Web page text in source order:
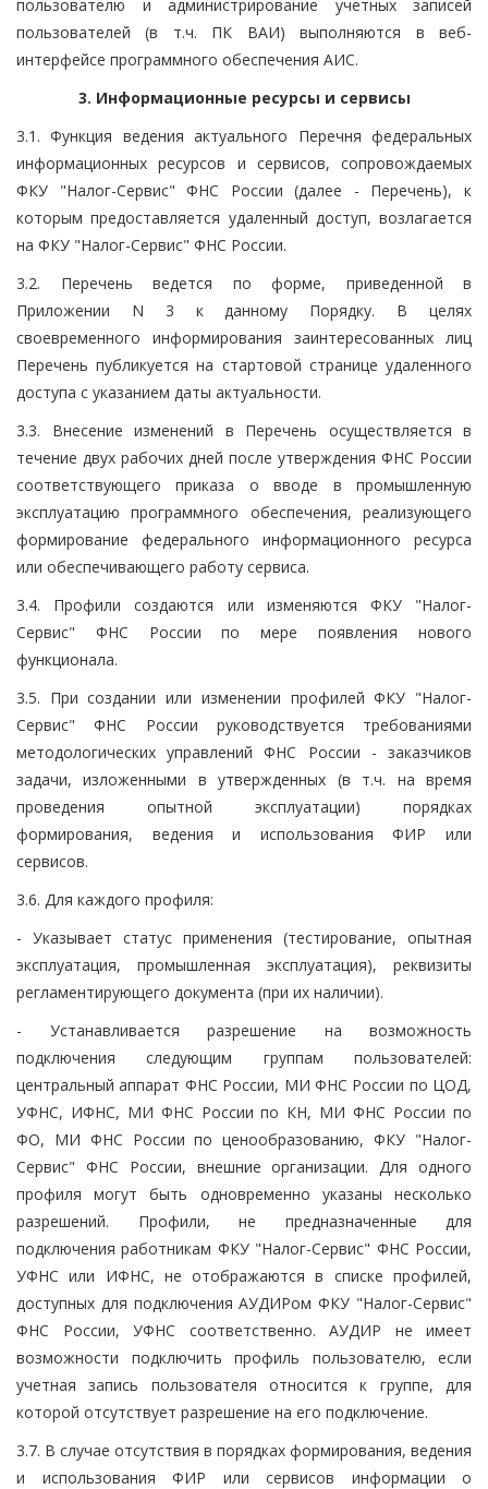
пользователю и администрирование учетных записей
пользователей (в т.ч. ПК ВАИ) выполняются в веб-
интерфейсе программного обеспечения АИС.
3. Информационные ресурсы и сервисы
3.1. Функция ведения актуального Перечня федеральных
информационных ресурсов и сервисов, сопровождаемых
ФКУ "Налог-Сервис" ФНС России (далее - Перечень), к
которым предоставляется удаленный доступ, возлагается
на ФКУ "Налог-Сервис" ФНС России.
3.2. Перечень ведется по форме, приведенной в
Приложении N 3 к данному Порядку. В целях
своевременного информирования заинтересованных лиц
Перечень публикуется на стартовой странице удаленного
доступа с указанием даты актуальности.
3.3. Внесение изменений в Перечень осуществляется в
течение двух рабочих дней после утверждения ФНС России
соответствующего приказа о вводе в промышленную
эксплуатацию программного обеспечения, реализующего
формирование федерального информационного ресурса
или обеспечивающего работу сервиса.
3.4. Профили создаются или изменяются ФКУ "Налог-
Сервис" ФНС России по мере появления нового
функционала.
3.5. При создании или изменении профилей ФКУ "Налог-
Сервис" ФНС России руководствуется требованиями
методологических управлений ФНС России - заказчиков
задачи, изложенными в утвержденных (в т.ч. на время
проведения опытной эксплуатации) порядках
формирования, ведения и использования ФИР или
сервисов.
3.6. Для каждого профиля:
- Указывает статус применения (тестирование, опытная
эксплуатация, промышленная эксплуатация), реквизиты
регламентирующего документа (при их наличии).
- Устанавливается разрешение на возможность
подключения следующим группам пользователей:
центральный аппарат ФНС России, МИ ФНС России по ЦОД,
УФНС, ИФНС, МИ ФНС России по КН, МИ ФНС России по
ФО, МИ ФНС России по ценообразованию, ФКУ "Налог-
Сервис" ФНС России, внешние организации. Для одного
профиля могут быть одновременно указаны несколько
разрешений. Профили, не предназначенные для
подключения работникам ФКУ "Налог-Сервис" ФНС России,
УФНС или ИФНС, не отображаются в списке профилей,
доступных для подключения АУДИРом ФКУ "Налог-Сервис"
ФНС России, УФНС соответственно. АУДИР не имеет
возможности подключить профиль пользователю, если
учетная запись пользователя относится к группе, для
которой отсутствует разрешение на его подключение.
3.7. В случае отсутствия в порядках формирования, ведения
и использования ФИР или сервисов информации о